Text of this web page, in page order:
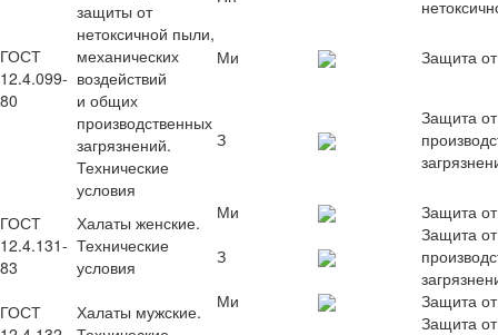
ГОСТ
12.4.099-
80
защиты от
нетоксичной пыли,
механических
воздействий
и общих
производственных
загрязнений.
Технические
условия
Ми Защита
З
Защита
ГОСТ
12.4.131-
83
Халаты женские.
Технические
условия
Ми
Защита
З
Защита
ГОСТ
Халаты мужские.
Ми
Защита
Защита